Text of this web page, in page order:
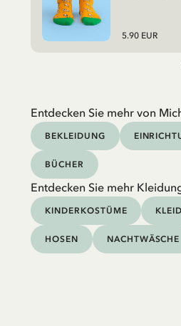
5.90 EUR
Entdecken Sie mehr von
BEKLEIDUNG
BÜCHER
Entdecken Sie mehr
KINDERKOSTÜME
HOSEN NACHTWÄSCHE